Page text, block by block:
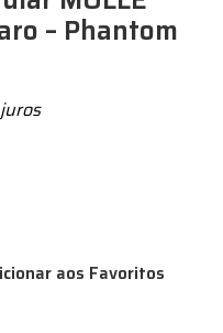
– Phantom
aos Favoritos